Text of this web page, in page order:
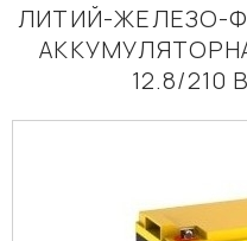
ЛИТИЙ-ЖЕЛЕЗО-
12.8/210